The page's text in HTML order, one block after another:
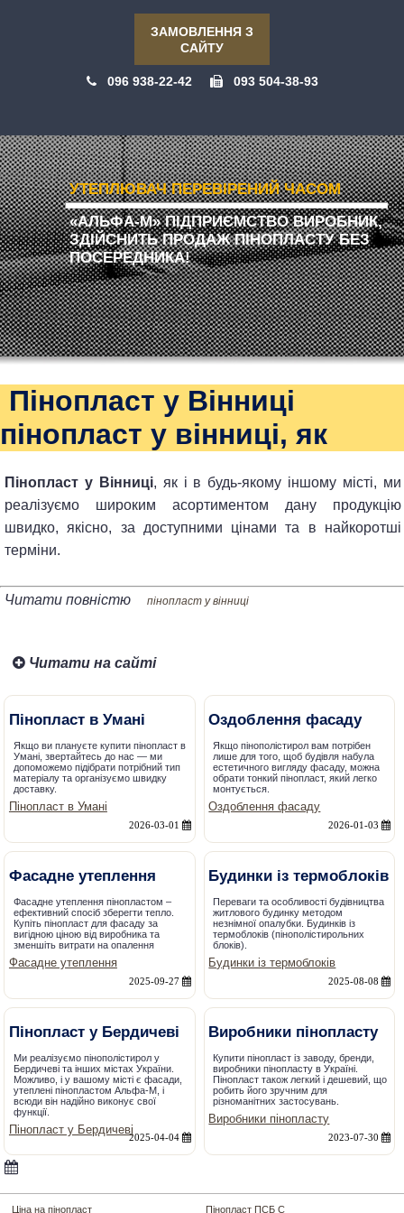
ЗАМОВЛЕННЯ З
САЙТУ
096 938-22-42 093 504-38-93
УТЕПЛЮВАЧ ПЕРЕВІРЕНИЙ ЧАСОМ
«АЛЬФА-М» ПІДПРИЄМСТВО ВИРОБНИК,
ЗДІЙСНИТЬ ПРОДАЖ ПІНОПЛАСТУ БЕЗ
ПОСЕРЕДНИКА!
Пінопласт у Вінниці
пінопласт у вінниці, як
Пінопласт у Вінниці, як і в будь-якому іншому місті, ми
реалізуємо широким асортиментом дану продукцію
швидко, якісно, за доступними цінами та в найкоротші
терміни.
Читати повністю пінопласт у вінниці
Читати на сайті
Пінопласт в Умані
Якщо ви плануєте купити пінопласт в
Умані, звертайтесь до нас — ми
допоможемо підібрати потрібний тип
матеріалу та організуємо швидку
доставку.
Пінопласт в Умані
2026-03-01
Оздоблення фасаду
Якщо пінополістирол вам потрібен
лише для того, щоб будівля набула
естетичного вигляду фасаду, можна
обрати тонкий пінопласт, який легко
монтується.
Оздоблення фасаду
2026-01-03
Фасадне утеплення
Фасадне утеплення пінопластом –
ефективний спосіб зберегти тепло.
Купіть пінопласт для фасаду за
вигідною ціною від виробника та
зменшіть витрати на опалення
Фасадне утеплення
2025-09-27
Будинки із термоблоків
Переваги та особливості будівництва
житлового будинку методом
незнімної опалубки. Будинків із
термоблоків (пінополістирольних
блоків).
Будинки із термоблоків
2025-08-08
Пінопласт у Бердичеві
Ми реалізуємо пінополістирол у
Бердичеві та інших містах України.
Можливо, і у вашому місті є фасади,
утеплені пінопластом Альфа-М, і
всюди він надійно виконує свої
функції.
Пінопласт у Бердичеві
2025-04-04
Виробники пінопласту
Купити пінопласт із заводу, бренди,
виробники пінопласту в Україні.
Пінопласт також легкий і дешевий, що
робить його зручним для
різноманітних застосувань.
Виробники пінопласту
2023-07-30
Ціна на пінопласт Пінопласт ПСБ С